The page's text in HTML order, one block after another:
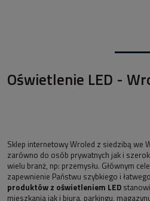
Oświetlenie LED -
Sklep internetowy Wroled z siedzibą we
zarówno do osób prywatnych jak i
wielu branż, np: przemysłu. Głównym
zapewnienie Państwu szybkiego i
produktów z oświetleniem LED
mieszkania jak i biura, parkingu,